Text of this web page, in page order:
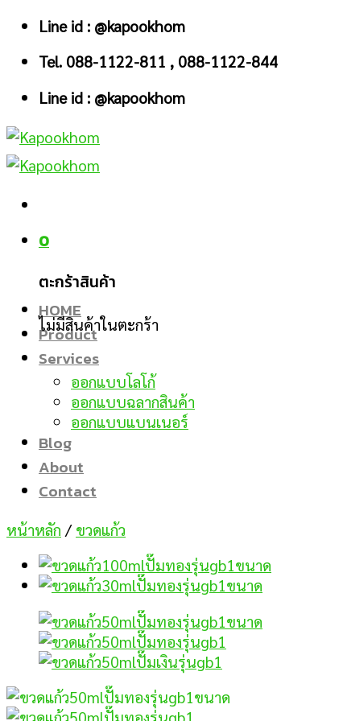
Skip
content
Line id : @kapookhom
Tel. 088-1122-811 , 088-1122-844
Line id : @kapookhom
0
ตะกร้าสินค้า
ไม่มีสินค้าในตะกร้า
HOME
Product
Services
ออกแบบโลโก้
ออกแบบฉลากสินค้า
ออกแบบแบนเนอร์
Blog
About
Contact
หน้าหลัก / ขวดแก้ว